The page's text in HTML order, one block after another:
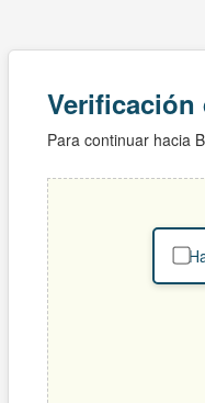
Verificación
Para continuar hacia